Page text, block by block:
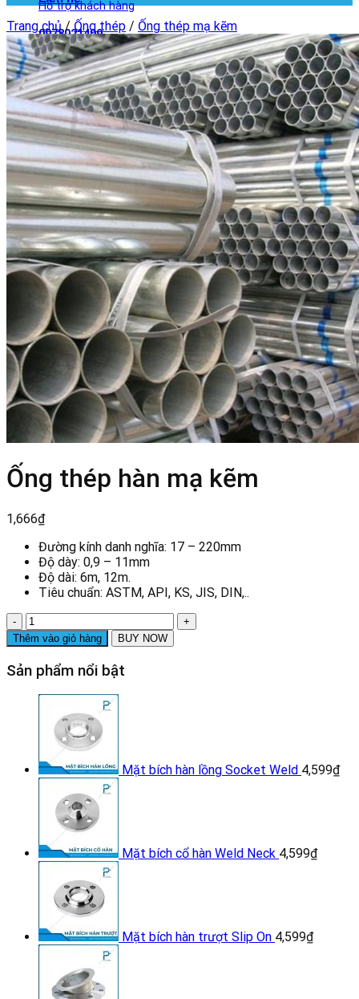
Hỗ trợ khách hàng
0978021499
Giỏ hàng
Chưa có sản phẩm trong giỏ hàng.
Quay trở lại cửa hàng
Giỏ hàng
Trang chủ / Ống thép / Ống thép mạ kẽm
Ống thép hàn mạ kẽm
1,666₫
Đường kính danh nghĩa: 17 – 220mm
Độ dày: 0,9 – 11mm
Độ dài: 6m, 12m.
Tiêu chuẩn: ASTM, API, KS, JIS, DIN,..
Ống
thép
hàn
mạ
kẽm
số
Thêm vào giỏ hàng BUY NOW
Sản phẩm nổi bật
Mặt bích hàn lồng Socket Weld 4,599₫
Mặt bích cổ hàn Weld Neck 4,599₫
Mặt bích hàn trượt Slip On 4,599₫